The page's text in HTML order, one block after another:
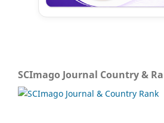
SCImago Journal Country &